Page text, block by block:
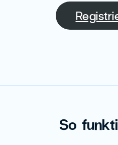
So